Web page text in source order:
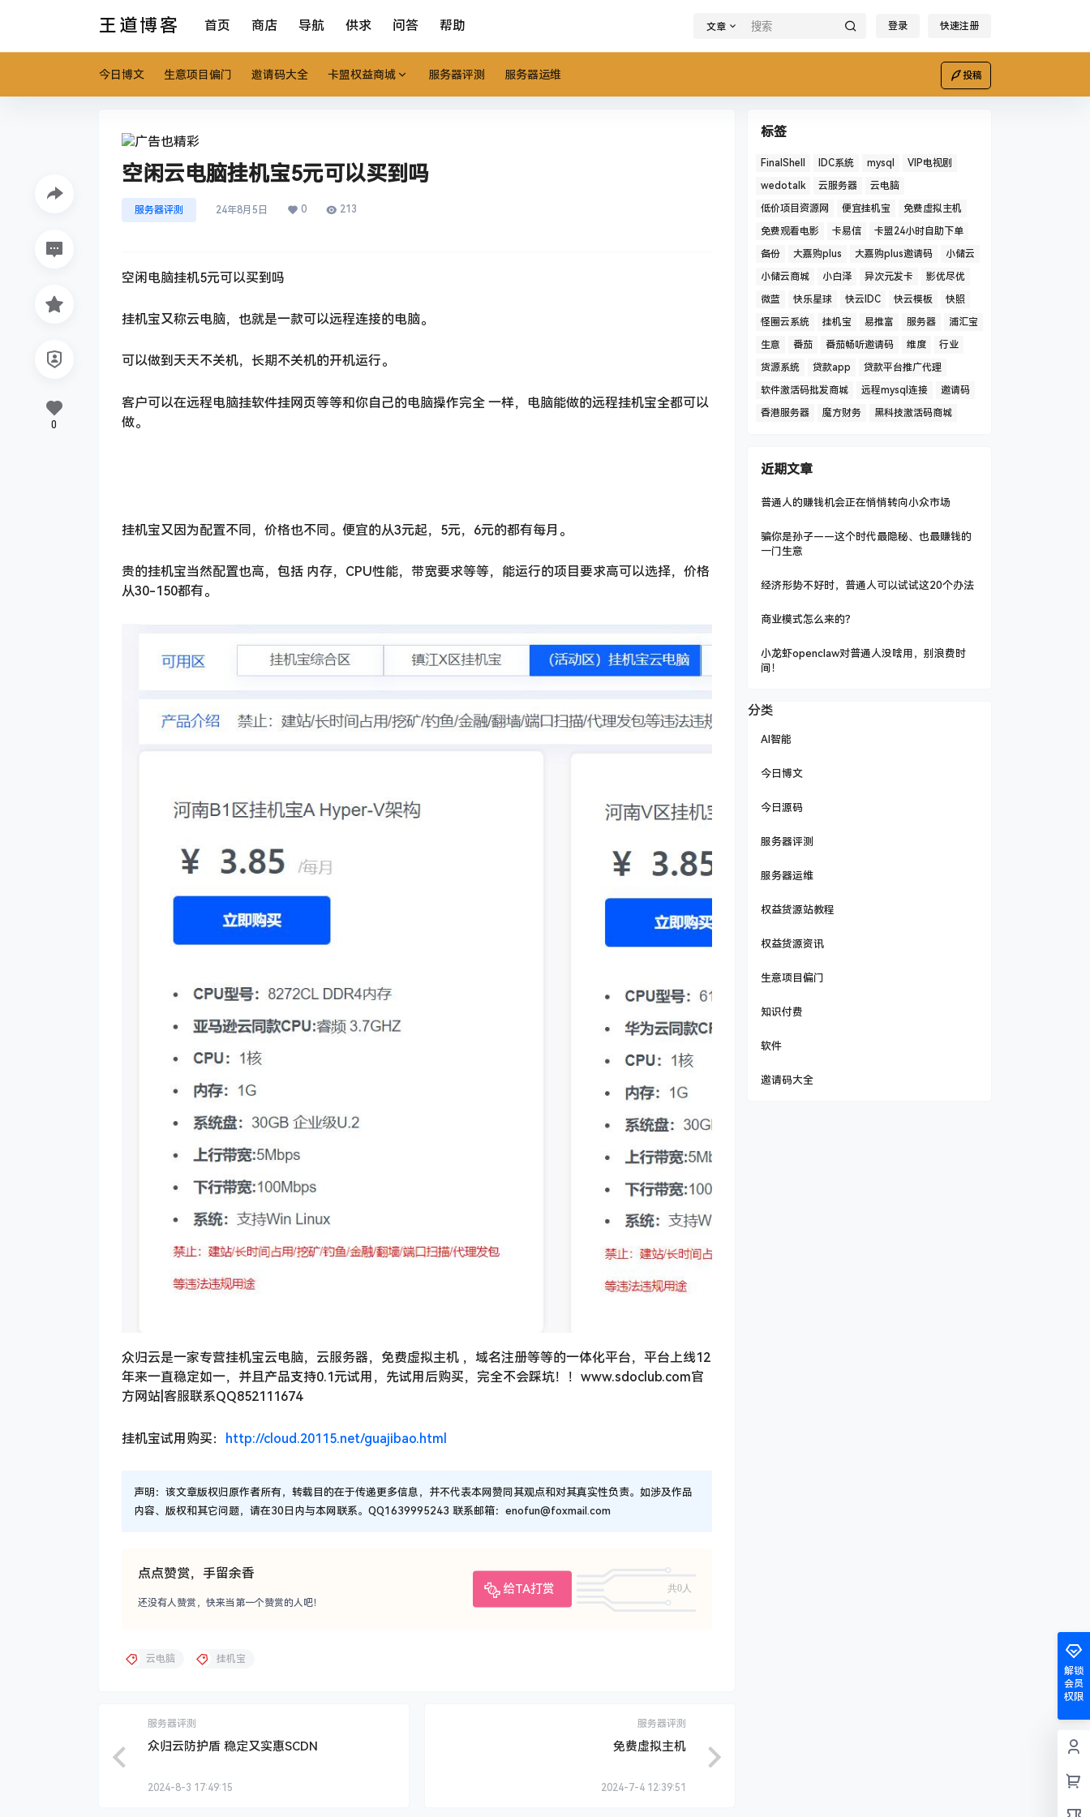
王道博客 首页 商店 导航 供求 问答 帮助 文章 登录 快速注册
今日博文 生意项目偏门 邀请码大全 卡盟权益商城 服务器评测 服务器运维 投稿
空闲云电脑挂机宝5元可以买到吗
服务器评测 24年8月5日 0 213
空闲电脑挂机5元可以买到吗
挂机宝又称云电脑，也就是一款可以远程连接的电脑。
可以做到天天不关机，长期不关机的开机运行。
客户可以在远程电脑挂软件挂网页等等和你自己的电脑操作完全 一样，电脑能做的远程挂机宝全都可以
做。
挂机宝又因为配置不同，价格也不同。便宜的从3元起，5元，6元的都有每月。
贵的挂机宝当然配置也高，包括 内存，CPU性能，带宽要求等等，能运行的项目要求高可以选择，价格
从30-150都有。
众归云是一家专营挂机宝云电脑，云服务器，免费虚拟主机 ，域名注册等等的一体化平台，平台上线12
年来一直稳定如一，并且产品支持0.1元试用，先试用后购买，完全不会踩坑！！www.sdoclub.com官
方网站|客服联系QQ852111674
挂机宝试用购买： http://cloud.20115.net/guajibao.html
声明：该文章版权归原作者所有，转载目的在于传递更多信息，并不代表本网赞同其观点和对其真实性负责。如涉及作品
内容、版权和其它问题，请在30日内与本网联系。QQ1639995243 联系邮箱：enofun@foxmail.com
点点赞赏，手留余香
给TA打赏
共0人
还没有人赞赏，快来当第一个赞赏的人吧！
0
云电脑 挂机宝
服务器评测
众归云防护盾 稳定又实惠SCDN
2024-8-3 17:49:15
服务器评测
免费虚拟主机
2024-7-4 12:39:51
标签
FinalShell IDC系统 mysql
VIP电视剧
wedotalk
云服务器
云电脑
低价项目资源网
便宜挂机宝
免费虚拟主机
免费观看电影
卡易信
卡盟24小时自助下单
备份
大嘉购plus 大嘉购plus邀请码
小储云
小储云商城
小白泽 异次元发卡
影优尽优
微蓝
快乐星球 快云IDC 快云模板
快照
怪圈云系统
挂机宝 易推富 服务器
浦汇宝
生意
番茄 番茄畅听邀请码 维度
行业
货源系统
贷款app
贷款平台推广代理
软件激活码批发商城
远程mysql连接
邀请码
香港服务器
魔方财务 黑科技激活码商城
近期文章
普通人的赚钱机会正在悄悄转向小众市场
骗你是孙子——这个时代最隐秘、也最赚钱的
一门生意
经济形势不好时，普通人可以试试这20个办法
商业模式怎么来的？
小龙虾openclaw对普通人没啥用，别浪费时
间！
分类
AI智能
今日博文
今日源码
服务器评测
服务器运维
权益货源站教程
权益货源资讯
生意项目偏门
知识付费
软件
邀请码大全
解锁
会员
权限